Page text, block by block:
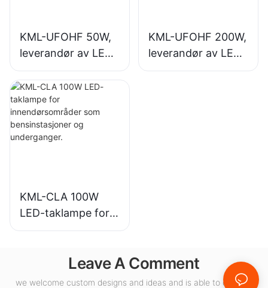
KML-UFOHF 50W,
leverandør av LED-
høybaylys for
industrianlegg,
lagerbygninger og
andre
innendørsbelysning
KML-UFOHF 200W,
leverandør av LED-
høybalys for
KML-CLA 100W
LED-taklampe for
innendørsområder
bensinstasjoner og
underganger.
Leave A Comment
we welcome custom designs and ideas and is able to cater to